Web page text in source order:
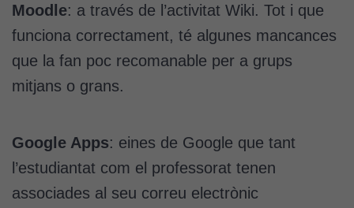
Moodle: a través de l’activitat Wiki. Tot i que
funciona correctament, té algunes mancances
que la fan poc recomanable per a grups
mitjans o grans.
Google Apps: eines de Google que tant
l’estudiantat com el professorat tenen
associades al seu correu electrònic